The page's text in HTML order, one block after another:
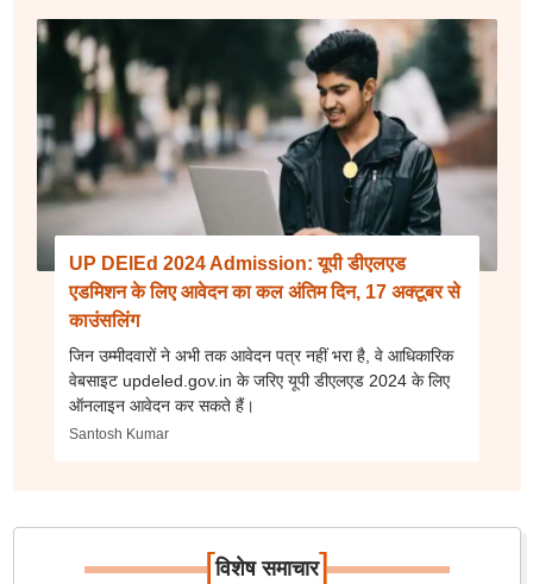
UP DElEd 2024 Admission: यूपी डीएलएड
एडमिशन के लिए आवेदन का कल अंतिम दिन, 17 अक्टूबर से
काउंसलिंग
जिन उम्मीदवारों ने अभी तक आवेदन पत्र नहीं भरा है, वे आधिकारिक
वेबसाइट updeled.gov.in के जरिए यूपी डीएलएड 2024 के लिए
ऑनलाइन आवेदन कर सकते हैं।
Santosh Kumar
[विशेष समाचार]